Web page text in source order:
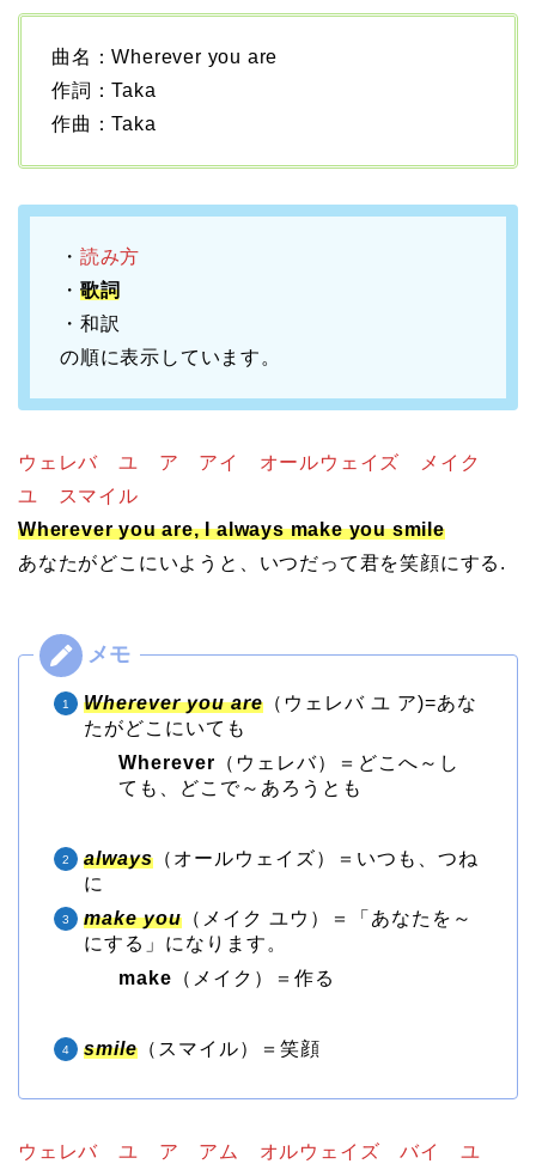
曲名：Wherever you are
作詞：Taka
作曲：Taka
・ 読み方
・ 歌詞
・和訳
の順に表示しています。
ウェレバ ユ ア アイ オールウェイズ メイク
ユ スマイル
Wherever you are, I always make you smile
あなたがどこにいようと、いつだって君を笑顔にする.
Wherever you are （ウェレバ ユ ア)=あな
たがどこにいても
Wherever （ウェレバ）＝どこへ～し
ても、どこで～あろうとも
always （オールウェイズ）＝いつも、つね
に
make you （メイク ユウ）＝「あなたを～
にする」になります。
make （メイク）＝作る
smile （スマイル）＝笑顔
ウェレバ ユ ア アム オルウェイズ バイ ユ